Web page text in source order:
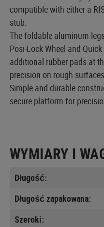
compatible with either a
stub.
The foldable aluminum
Posi-Lock Wheel and
additional rubber pads at
precision on rough surfaces.
Simple and durable
secure platform for
WYMIARY I
Długość:
Długość zapakowana:
Szeroki: